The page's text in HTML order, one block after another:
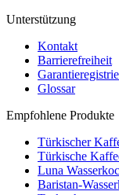
Unterstützung
Kontakt
Barrierefreiheit
Glossar
Empfohlene Produkte
Türkischer
Türkische
Luna
Baristan-